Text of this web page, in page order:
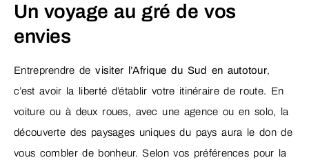
Un voyage au gré de vos
envies
Entreprendre devisiter l’Afrique du Sud en autotour,
c’est avoir la liberté d’établir votre itinéraire de route. En
voiture ou à deux roues, avec une agence ou en solo, la
découverte des paysages uniques du pays aura le don de
vous combler de bonheur. Selon vos préférences pour la